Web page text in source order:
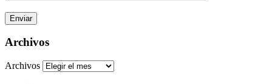
Archivos
Archivos